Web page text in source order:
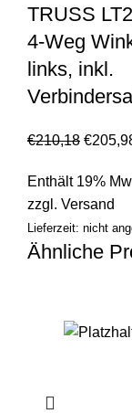
TRUSS
4-Weg
links, inkl.
€210,18 €
Enthält 19%
zzgl. Versand
Lieferzeit: nicht
Ähnliche